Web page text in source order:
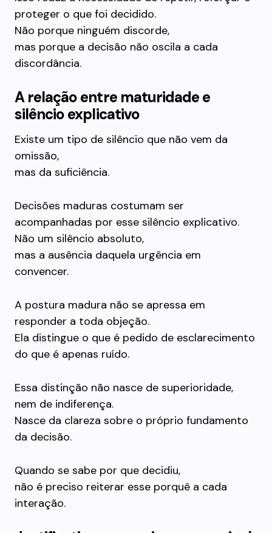
proteger o que foi decidido.
Não porque ninguém discorde,
mas porque a decisão não oscila a cada
discordância.
A relação entre maturidade e
silêncio explicativo
Existe um tipo de silêncio que não vem da
omissão,
mas da suficiência.
Decisões maduras costumam ser
acompanhadas por esse silêncio explicativo.
Não um silêncio absoluto,
mas a ausência daquela urgência em
convencer.
A postura madura não se apressa em
responder a toda objeção.
Ela distingue o que é pedido de esclarecimento
do que é apenas ruído.
Essa distinção não nasce de superioridade,
nem de indiferença.
Nasce da clareza sobre o próprio fundamento
da decisão.
Quando se sabe por que decidiu,
não é preciso reiterar esse porquê a cada
interação.